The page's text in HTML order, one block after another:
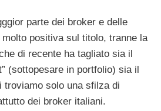
parte dei broker e delle
molto positiva sul titolo, tranne la
di recente ha tagliato sia il
(sottopesare in portfolio) sia il
troviamo solo una sfilza di
dei broker italiani.